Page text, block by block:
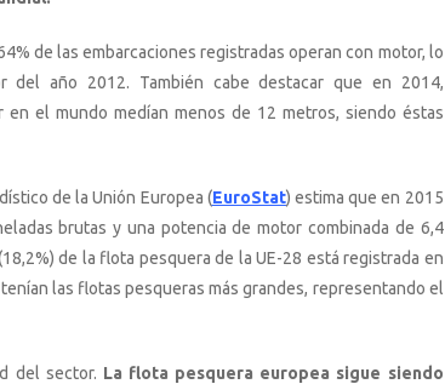
de las embarcaciones registradas operan con motor, lo
año 2012. También cabe destacar que en 2014,
el mundo medían menos de 12 metros, siendo éstas
de la Unión Europea (EuroStat) estima que en 2015
brutas y una potencia de motor combinada de 6,4
de la flota pesquera de la UE-28 está registrada en
las flotas pesqueras más grandes, representando el
del sector. La flota pesquera europea sigue siendo